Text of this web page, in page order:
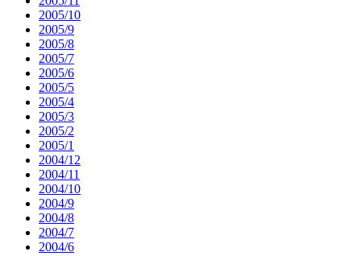
2005/10
2005/9
2005/8
2005/7
2005/6
2005/5
2005/4
2005/3
2005/2
2005/1
2004/12
2004/11
2004/10
2004/9
2004/8
2004/7
2004/6